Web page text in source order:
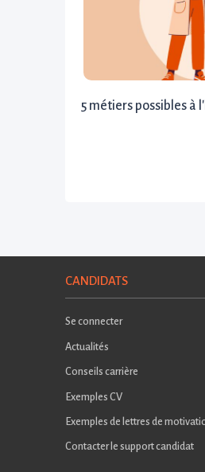
5 métiers possibles à
CANDIDATS
Se connecter
Actualités
Conseils carrière
Exemples CV
Exemples de lettres de
Contacter le support candidat